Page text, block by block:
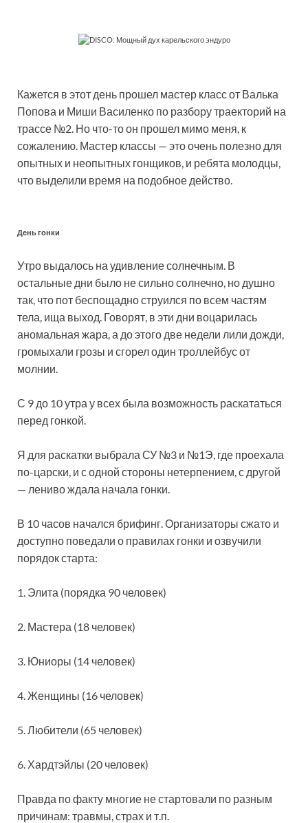
Кажется в этот день прошел мастер класс от Валька
Попова и Миши Василенко по разбору траекторий на
трассе №2. Но что-то он прошел мимо меня, к
сожалению. Мастер классы — это очень полезно для
опытных и неопытных гонщиков, и ребята молодцы,
что выделили время на подобное действо.
День гонки
Утро выдалось на удивление солнечным. В
остальные дни было не сильно солнечно, но душно
так, что пот беспощадно струился по всем частям
тела, ища выход. Говорят, в эти дни воцарилась
аномальная жара, а до этого две недели лили дожди,
громыхали грозы и сгорел один троллейбус от
молнии.
С 9 до 10 утра у всех была возможность раскататься
перед гонкой.
Я для раскатки выбрала СУ №3 и №1Э, где проехала
по-царски, и с одной стороны нетерпением, с другой
— лениво ждала начала гонки.
В 10 часов начался брифинг. Организаторы сжато и
доступно поведали о правилах гонки и озвучили
порядок старта:
1. Элита (порядка 90 человек)
2. Мастера (18 человек)
3. Юниоры (14 человек)
4. Женщины (16 человек)
5. Любители (65 человек)
6. Хардтэйлы (20 человек)
Правда по факту многие не стартовали по разным
причинам: травмы, страх и т.п.